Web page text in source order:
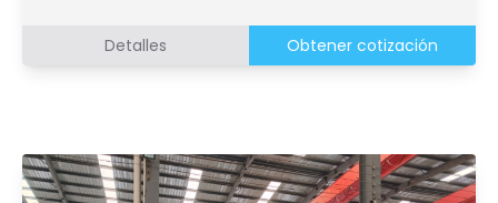
Detalles Obtener cotización